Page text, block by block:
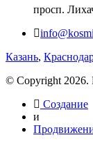
просп.
Казань,
© Copyright 2026.
Создание
и